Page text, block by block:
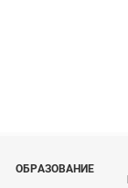
ОБРАЗОВАНИЕ